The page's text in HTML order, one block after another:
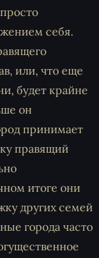
себя.
или, что еще
будет крайне
он
принимает
правящий
итоге они
других семей
города часто